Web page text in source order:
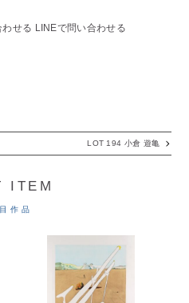
せる LINEで問い合わせる
LOT 194 小倉 遊亀
ITEM
作品